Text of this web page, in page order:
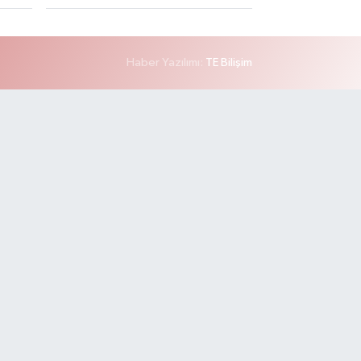
Haber Yazılımı: TE Bilişim